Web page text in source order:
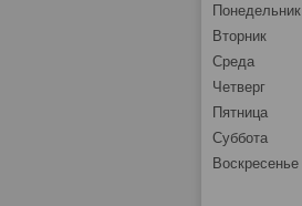
Понедельник
Вторник
Среда
Четверг
Пятница
Суббота
Воскресенье